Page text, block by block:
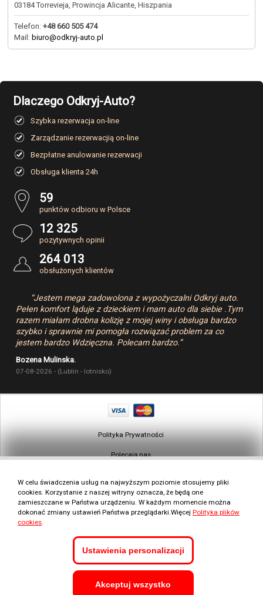
03184 Torrevieja, Prowincja Alicante, Hiszpania
Telefon:+48 660 505 474
Mail: biuro@odkryj-auto.pl
Dlaczego Odkryj-Auto?
Szybka rezerwacja on-line
Zarządzanie rezerwacjią on-line
Bezpłatne anulowanie rezerwacji
Obsługa klienta 24h
59
punktów odbioru w Polsce
12 325
pozytywnych opinii
264 013
obsłużonych klientów
“Jestem mega zadowolona z wypożyczalni Odkryj auto.
Pełen komfort ląduje z dzieckiem i mam auto dla siebie .Tym
razem miałam drobna kolizję z mojej winy i obsługa bardzo
szybko i sprawnie mi pomogła rozwiązać problem za co
jestem bardzo Wdzięczna. Polecam bardzo.”
Bozena Mulinska.
07-08-2026 - (Lublin - lotnisko)
W celu świadczenia usług na najwyższym poziomie stosujemy pliki
cookies. Korzystanie z naszej witryny oznacza, że będą one
zamieszczane w Państwa urządzeniu. W każdym momencie można
dokonać zmiany ustawień Państwa przeglądarki.Więcej Polityka plików
cookies.
Ustawienia personalizacji
Akceptuj wszystko
Polityka Prywatności
Polecają nas
Mapa strony
Polityka Cookies
Kontakt
Infolinia od 8:00 do 22:00